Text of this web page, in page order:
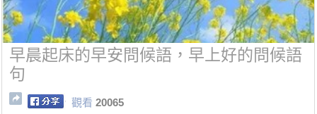
早晨起床的早安問候語，早上好的問候語
句
觀看 20065